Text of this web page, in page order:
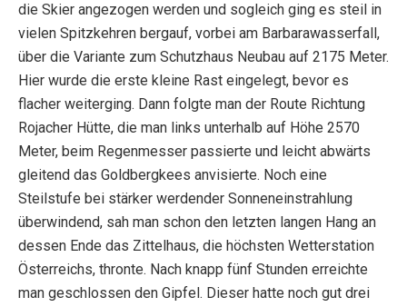
die Skier angezogen werden und sogleich ging es steil in
vielen Spitzkehren bergauf, vorbei am Barbarawasserfall,
über die Variante zum Schutzhaus Neubau auf 2175 Meter.
Hier wurde die erste kleine Rast eingelegt, bevor es
flacher weiterging. Dann folgte man der Route Richtung
Rojacher Hütte, die man links unterhalb auf Höhe 2570
Meter, beim Regenmesser passierte und leicht abwärts
gleitend das Goldbergkees anvisierte. Noch eine
Steilstufe bei stärker werdender Sonneneinstrahlung
überwindend, sah man schon den letzten langen Hang an
dessen Ende das Zittelhaus, die höchsten Wetterstation
Österreichs, thronte. Nach knapp fünf Stunden erreichte
man geschlossen den Gipfel. Dieser hatte noch gut drei